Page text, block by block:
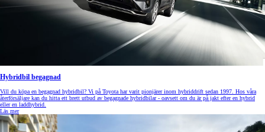
Hybridbil begagnad
Vill du köpa en begagnad hybridbil? Vi på Toyota har varit pionjärer inom hybriddrift sedan 1997. Hos våra
återförsäljare kan du hitta ett brett utbud av begagnade hybridbilar - oavsett om du är på jakt efter en hybrid
eller en laddhybrid.
Läs mer